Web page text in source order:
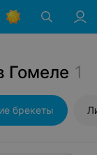
Гомеле 1
брекеты